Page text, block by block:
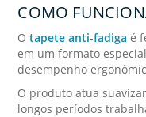
COMO
Otapete anti-fadiga é
em um formato
desempenho
O produto atua
longos períodos